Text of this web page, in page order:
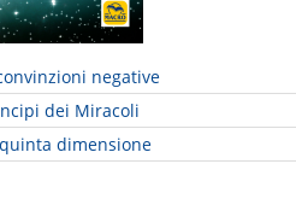
negative
dei Miracoli
dimensione